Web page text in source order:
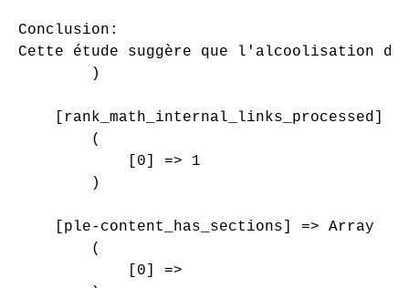
Conclusion:
Cette étude suggère que l'alcoolisation
        )
[rank_math_internal_links_processed]
        (
            [0] => 1
        )
    [ple-content_has_sections] => Array
        (
            [0] =>